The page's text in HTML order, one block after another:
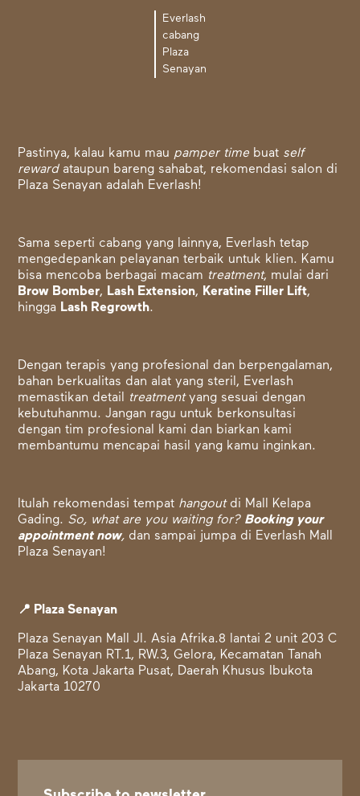
Everlash
cabang
Plaza
Senayan
Pastinya, kalau kamu mau pamper time buat self
rewardataupun bareng sahabat, rekomendasi salon di
Plaza Senayan adalah Everlash!
Sama seperti cabang yang lainnya, Everlash tetap
mengedepankan pelayanan terbaik untuk klien. Kamu
bisa mencoba berbagai macam treatment, mulai dari
Brow Bomber, Lash Extension, Keratine Filler Lift,
hingga Lash Regrowth.
Dengan terapis yang profesional dan berpengalaman,
bahan berkualitas dan alat yang steril, Everlash
memastikan detail
treatmentyang sesuai dengan
kebutuhanmu. Jangan ragu untuk berkonsultasi
dengan tim profesional kami dan biarkan kami
membantumu mencapai hasil yang kamu inginkan.
Itulah rekomendasi tempat hangoutdi Mall Kelapa
Gading. So, what are you waiting for? Booking your
appointment now, dan sampai jumpa di Everlash Mall
Plaza Senayan!
📍 Plaza Senayan
Plaza Senayan Mall Jl. Asia Afrika.8 lantai 2 unit 203 C
Plaza Senayan RT.1, RW.3, Gelora, Kecamatan Tanah
Abang, Kota Jakarta Pusat, Daerah Khusus Ibukota
Jakarta 10270